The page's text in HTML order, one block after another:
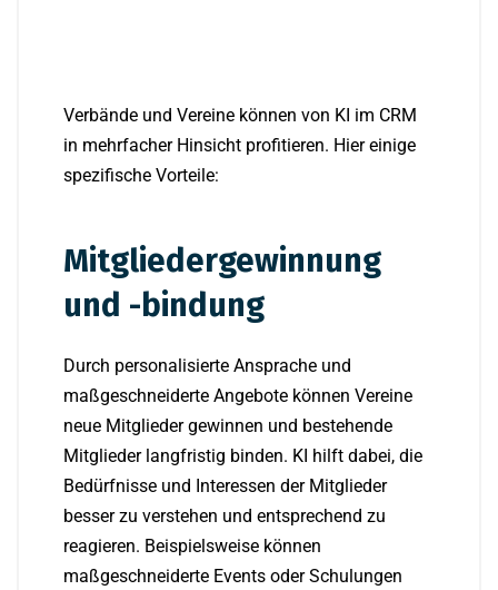
Verbände und Vereine können von KI im CRM
in mehrfacher Hinsicht profitieren. Hier einige
spezifische Vorteile:
Mitgliedergewinnung
und -bindung
Durch personalisierte Ansprache und
maßgeschneiderte Angebote können Vereine
neue Mitglieder gewinnen und bestehende
Mitglieder langfristig binden. KI hilft dabei, die
Bedürfnisse und Interessen der Mitglieder
besser zu verstehen und entsprechend zu
reagieren. Beispielsweise können
maßgeschneiderte Events oder Schulungen